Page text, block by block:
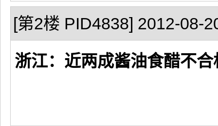
[第2楼 PID4838] 2012-08-
浙江：近两成酱油食醋不合